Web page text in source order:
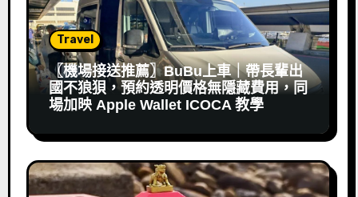
Travel
〖機場接送推薦〗BuBu上車｜帶長輩出
國不狼狽，預約透明價格無隱藏費用，同
場加映 Apple Wallet ICOCA 教學